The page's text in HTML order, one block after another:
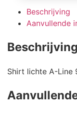
Beschrijving
Aanvullende
Beschrijving
Shirt lichte A-Line